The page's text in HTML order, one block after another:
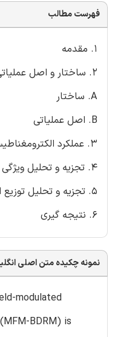
فهرست مطالب
1. مقدمه
2. ساختار و اصل عملیاتی
A. ساختار
B. اصل عملیاتی
3. عملکرد الکترومغناطیسی
4. تجزیه و تحلیل ویژگی گشتاور
5. تجزیه و تحلیل توزیع اتلاف
6. نتیجه گیری
نمونه چکیده متن اصلی
modulated
BDRM) is